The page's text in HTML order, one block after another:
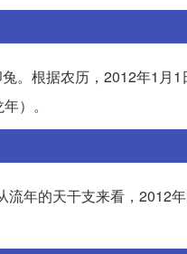
。根据农历，2012年1
）。
年的天干支来看，2012